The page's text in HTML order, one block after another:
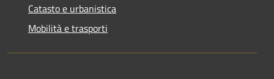
Catasto e urbanistica
Mobilità e trasporti